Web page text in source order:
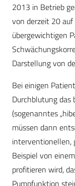
2013 in Betrieb
von derzeit 20
übergewichtigen
Darstellung von
Bei einigen
Durchblutung
(sogenanntes
müssen dann
interventionellen,
Beispiel von
profitieren wird,
Pumpfunktion